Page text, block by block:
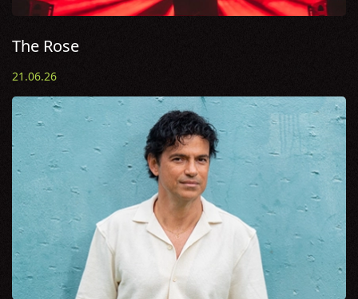
The Rose
21.06.26